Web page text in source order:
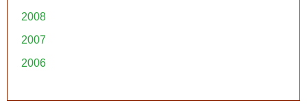
2008
2007
2006